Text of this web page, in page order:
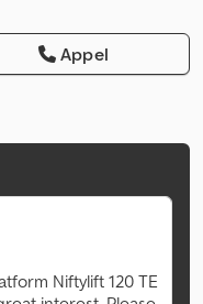
Appel